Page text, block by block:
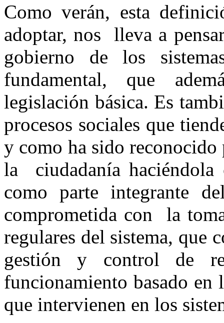
Como verán, esta
adoptar, nos lleva a
gobierno de los
fundamental, que
legislación básica. Es
procesos sociales que
y como ha sido
la ciudadanía haciéndola
como parte integrante
comprometida con la
regulares del sistema, que
gestión y control de
funcionamiento basado en
que intervienen en los